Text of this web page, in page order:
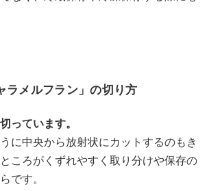
ラメルフラン」の切り方
っています。
に中央から放射状にカットするのもき
ころがくずれやすく取り分けや保存の
です。